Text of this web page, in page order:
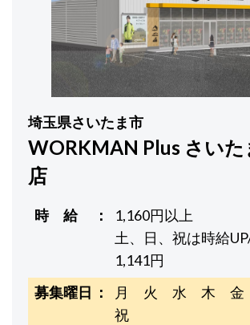
埼玉県さいたま市
WORKMAN Plus さいた
店
時 給
1,160円以上
土、日、祝は時給
1,141円
募集曜日
月 火 水 木
祝